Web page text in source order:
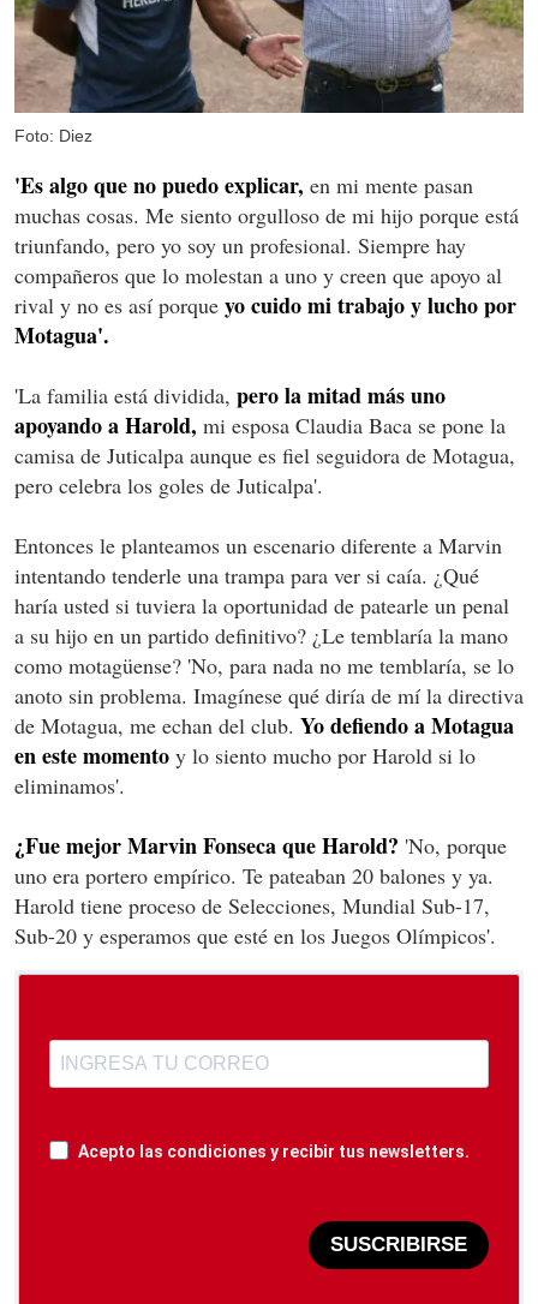
Foto: Diez
'Es algo que no puedo explicar, en mi mente pasan
muchas cosas. Me siento orgulloso de mi hijo porque está
triunfando, pero yo soy un profesional. Siempre hay
compañeros que lo molestan a uno y creen que apoyo al
rival y no es así porque yo cuido mi trabajo y lucho por
Motagua'.
'La familia está dividida, pero la mitad más uno
apoyando a Harold, mi esposa Claudia Baca se pone la
camisa de Juticalpa aunque es fiel seguidora de Motagua,
pero celebra los goles de Juticalpa'.
Entonces le planteamos un escenario diferente a Marvin
intentando tenderle una trampa para ver si caía. ¿Qué
haría usted si tuviera la oportunidad de patearle un penal
a su hijo en un partido definitivo? ¿Le temblaría la mano
como motagüense? 'No, para nada no me temblaría, se lo
anoto sin problema. Imagínese qué diría de mí la directiva
de Motagua, me echan del club. Yo defiendo a Motagua
en este momento y lo siento mucho por Harold si lo
eliminamos'.
¿Fue mejor Marvin Fonseca que Harold? 'No, porque
uno era portero empírico. Te pateaban 20 balones y ya.
Harold tiene proceso de Selecciones, Mundial Sub-17,
Sub-20 y esperamos que esté en los Juegos Olímpicos'.
Acepto las condiciones y recibir tus newsletters.
SUSCRIBIRSE